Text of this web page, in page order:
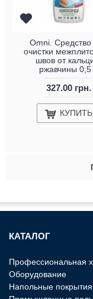
Omni. Средство
очистки
швов от
ржавчины 0,5
327.00 грн.
КУПИТЬ
КАТАЛОГ
Профессиональная
Оборудование
Напольные покрытия